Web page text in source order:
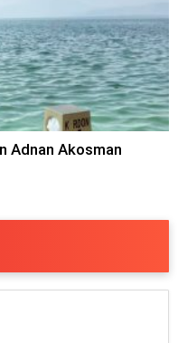
Adnan Akosman